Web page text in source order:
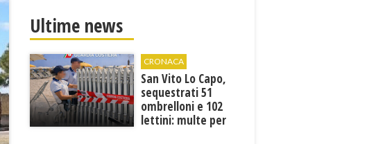
Ultime news
CRONACA
San Vito Lo Capo,
sequestrati 51
ombrelloni e 102
lettini: multe per